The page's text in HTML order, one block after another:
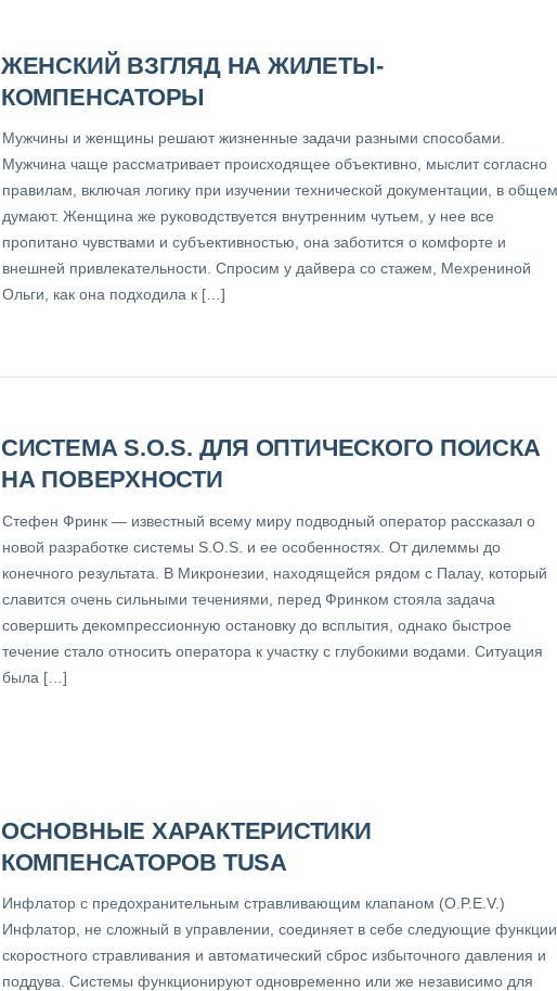
ЖЕНСКИЙ ВЗГЛЯД НА ЖИЛЕТЫ-
КОМПЕНСАТОРЫ
Мужчины и женщины решают жизненные задачи разными способами.
Мужчина чаще рассматривает происходящее объективно, мыслит согласно
правилам, включая логику при изучении технической документации, в
думают. Женщина же руководствуется внутренним чутьем, у нее все
пропитано чувствами и субъективностью, она заботится о комфорте и
внешней привлекательности. Спросим у дайвера со стажем, Мехрениной
Ольги, как она подходила к […]
СИСТЕМА S.O.S. ДЛЯ ОПТИЧЕСКОГО ПОИСКА
НА ПОВЕРХНОСТИ
Стефен Фринк — известный всему миру подводный оператор рассказал о
новой разработке системы S.O.S. и ее особенностях. От дилеммы до
конечного результата. В Микронезии, находящейся рядом с Палау, который
славится очень сильными течениями, перед Фринком стояла задача
совершить декомпрессионную остановку до всплытия, однако быстрое
течение стало относить оператора к участку с глубокими водами. Ситуация
была […]
ОСНОВНЫЕ ХАРАКТЕРИСТИКИ
КОМПЕНСАТОРОВ TUSA
Инфлатор с предохранительным стравливающим клапаном (O.P.E.V.)
Инфлатор, не сложный в управлении, соединяет в себе следующие
скоростного стравливания и автоматический сброс избыточного давления и
поддува. Системы функционируют одновременно или же независимо для